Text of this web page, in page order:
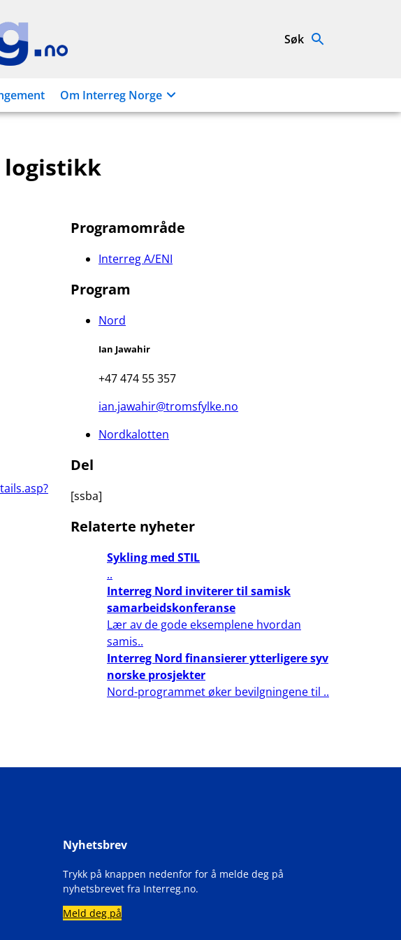
Søk
Om Interreg Norge
logistikk
Programområde
Interreg A/ENI
Program
Nord
Ian Jawahir
+47 474 55 357
ian.jawahir@tromsfylke.no
Nordkalotten
Del
[ssba]
Relaterte nyheter
Sykling med STIL
..
Interreg Nord inviterer til samisk
samarbeidskonferanse
Lær av de gode eksemplene hvordan
samis..
Interreg Nord finansierer ytterligere syv
norske prosjekter
Nord-programmet øker bevilgningene til ..
Nyhetsbrev
Trykk på knappen nedenfor for å melde deg på
nyhetsbrevet fra Interreg.no.
Meld deg på